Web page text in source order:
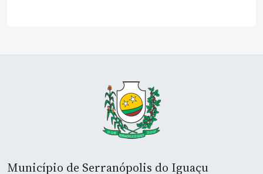
Município de Serranópolis do Iguaçu